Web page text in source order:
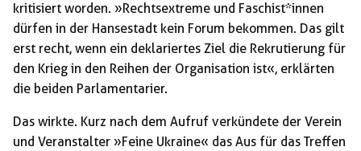
kritisiert worden. »Rechtsextreme und Faschist*innen
dürfen in der Hansestadt kein Forum bekommen. Das gilt
erst recht, wenn ein deklariertes Ziel die Rekrutierung für
den Krieg in den Reihen der Organisation ist«, erklärten
die beiden Parlamentarier.
Das wirkte. Kurz nach dem Aufruf verkündete der Verein
und Veranstalter »Feine Ukraine« das Aus für das Treffen